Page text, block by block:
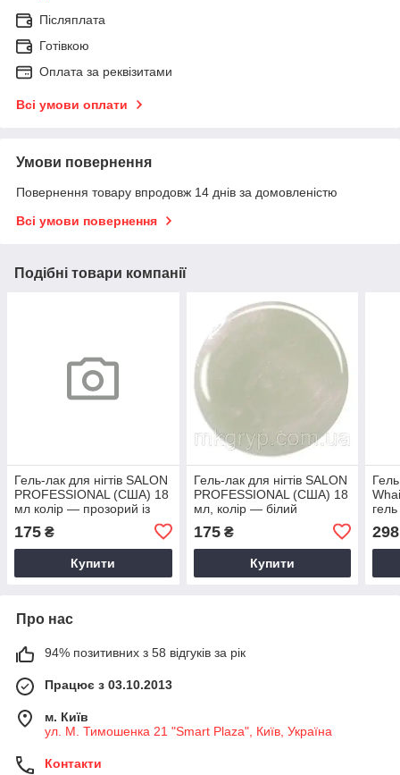
Післяплата
Готівкою
Оплата за реквізитами
Всі умови оплати
Умови повернення
Повернення товару впродовж 14 днів за домовленістю
Всі умови повернення
Подібні товари компанії
Гель-лак для нігтів SALON
PROFESSIONAL (CША) 18
мл колір — прозорий із
175 ₴
Купити
Гель-лак для нігтів SALON
PROFESSIONAL (CША) 18
мл, колір — білий
175₴
Купити
298
Про нас
94% позитивних з 58 відгуків за рік
Працює з 03.10.2013
м. Київ
ул. М. Тимошенка 21 "Smart Plaza", Київ, Україна
Контакти